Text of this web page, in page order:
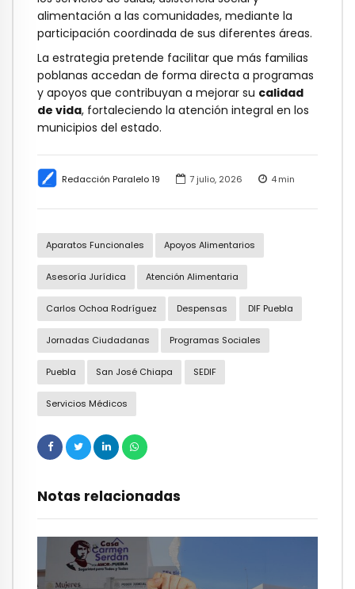
Redacción Paralelo 19 7 julio, 2026 4min
Aparatos Funcionales Apoyos Alimentarios
Asesoría Jurídica Atención Alimentaria
Carlos Ochoa Rodríguez Despensas DIF Puebla
Jornadas Ciudadanas Programas Sociales
Puebla San José Chiapa SEDIF
Servicios Médicos
Notas relacionadas
alimentación a las comunidades, mediante la
participación coordinada de sus diferentes áreas.
La estrategia pretende facilitar que más familias
poblanas accedan de forma directa a programas
y apoyos que contribuyan a mejorar su calidad
de vida, fortaleciendo la atención integral en los
municipios del estado.